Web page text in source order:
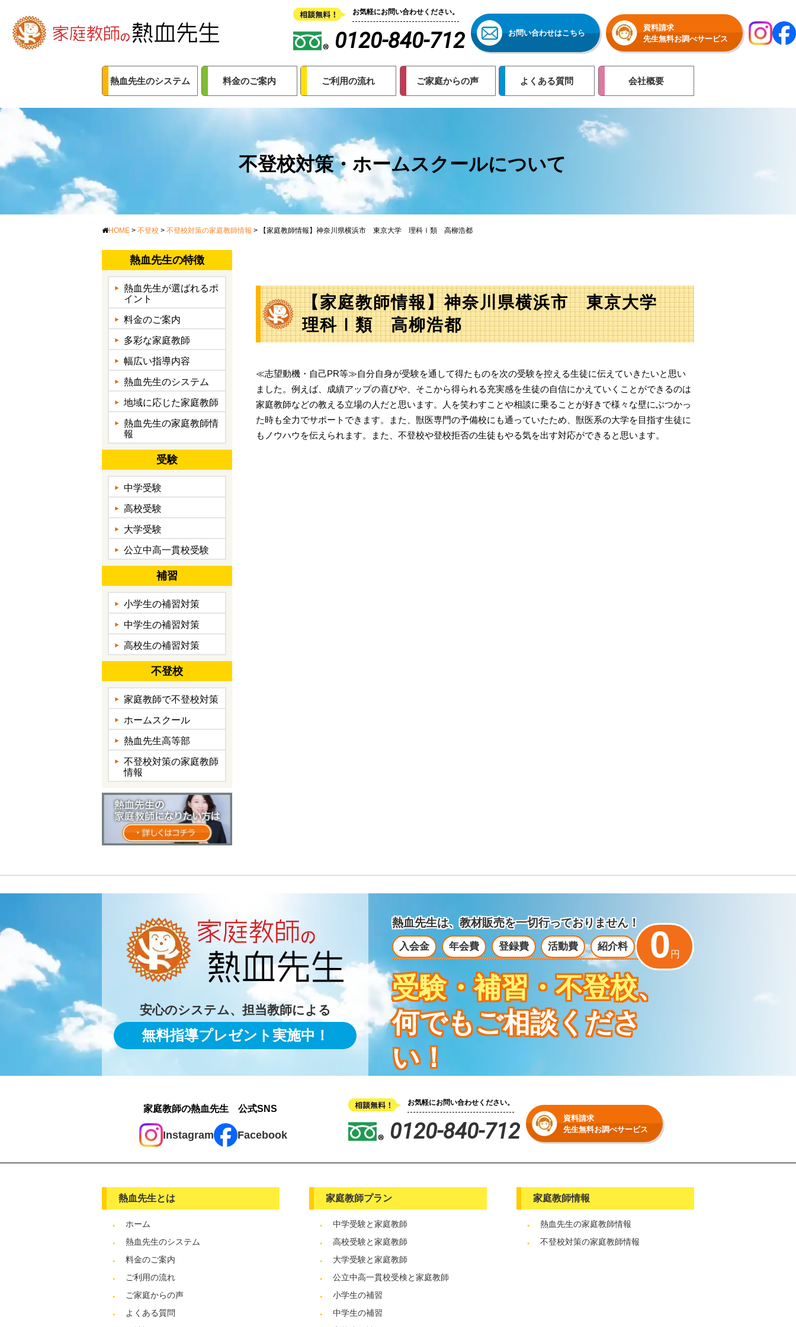
お気軽にお問い合わせください。
0120-840-712 お問い合わせはこちら
資料請求
先生無料お調べサービス
熱血先生のシステム 料金のご案内 ご利用の流れ ご家庭からの声 よくある質問 会社概要
不登校対策・ホームスクールについて
HOME > 不登校 > 不登校対策の家庭教師情報 > 【家庭教師情報】神奈川県横浜市 東京大学 理科Ⅰ類 高柳浩都
【家庭教師情報】神奈川県横浜市 東京大学
理科Ⅰ類 高柳浩都
≪志望動機・自己PR等≫自分自身が受験を通して得たものを次の受験を控える生徒に伝えていきたいと思い
ました。例えば、成績アップの喜びや、そこから得られる充実感を生徒の自信にかえていくことができるのは
家庭教師などの教える立場の人だと思います。人を笑わすことや相談に乗ることが好きで様々な壁にぶつかっ
た時も全力でサポートできます。また、獣医専門の予備校にも通っていたため、獣医系の大学を目指す生徒に
もノウハウを伝えられます。また、不登校や登校拒否の生徒もやる気を出す対応ができると思います。
熱血先生の特徴
熱血先生が選ばれるポ
イント
料金のご案内
多彩な家庭教師
幅広い指導内容
熱血先生のシステム
地域に応じた家庭教師
熱血先生の家庭教師情
報
受験
中学受験
高校受験
大学受験
公立中高一貫校受験
補習
小学生の補習対策
中学生の補習対策
高校生の補習対策
不登校
家庭教師で不登校対策
ホームスクール
熱血先生高等部
不登校対策の家庭教師
情報
安心のシステム、担当教師による
無料指導プレゼント実施中！
熱血先生は、教材販売を一切行っておりません！
入会金 年会費 登録費 活動費 紹介料 0 円
受験・補習・不登校、
何でもご相談くださ
い！
家庭教師の熱血先生 公式SNS
Instagram Facebook
お気軽にお問い合わせください。
0120-840-712
資料請求
先生無料お調べサービス
熱血先生とは
ホーム
熱血先生のシステム
料金のご案内
ご利用の流れ
ご家庭からの声
よくある質問
家庭教師プラン
中学受験と家庭教師
高校受験と家庭教師
大学受験と家庭教師
公立中高一貫校受検と家庭教師
小学生の補習
中学生の補習
家庭教師情報
熱血先生の家庭教師情報
不登校対策の家庭教師情報